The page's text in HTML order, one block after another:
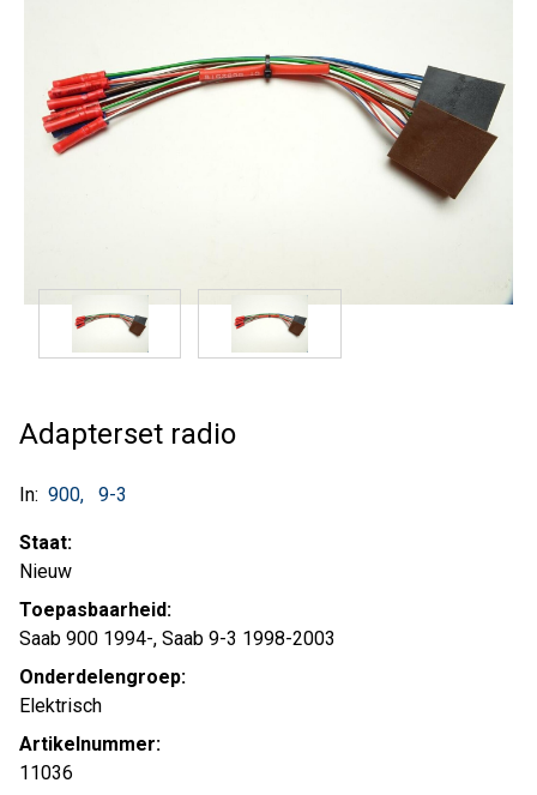
Adapterset radio
In: 900 9-3
Staat:
Nieuw
Toepasbaarheid:
Saab 900 1994-, Saab 9-3 1998-2003
Onderdelengroep:
Elektrisch
Artikelnummer:
11036